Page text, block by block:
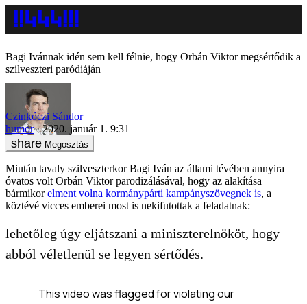
Bagi Ivánnak idén sem kell félnie, hogy Orbán Viktor megsértődik a
szilveszteri paródiáján
Czinkóczi Sándor
humor
2020. január 1. 9:31
Megosztás
Miután tavaly szilveszterkor Bagi Iván az állami tévében annyira
óvatos volt Orbán Viktor parodizálásával, hogy az alakítása
bármikorelment volna kormánypárti kampányszövegnek is, a
köztévé vicces emberei most is nekifutottak a feladatnak:
lehetőleg úgy eljátszani a miniszterelnököt, hogy
abból véletlenül se legyen sértődés.